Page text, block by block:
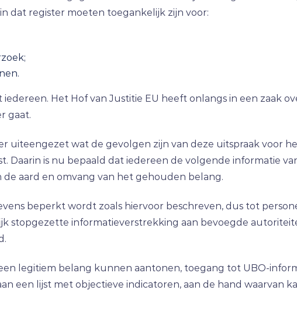
dat register moeten toegankelijk zijn voor:
Het Hof van Justitie EU heeft onlangs in een zaak
gaat.
uiteengezet wat de gevolgen zijn van deze uitspraak voor
Daarin is nu bepaald dat iedereen de volgende informatie
aard en omvang van het gehouden belang.
beperkt wordt zoals hiervoor beschreven, dus tot
stopgezette informatieverstrekking aan bevoegde
legitiem belang kunnen aantonen, toegang tot UBO-
een lijst met objectieve indicatoren, aan de hand waarvan